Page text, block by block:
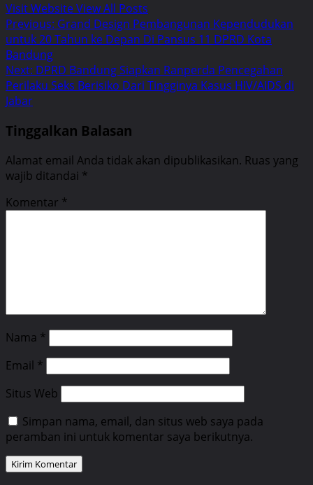
Visit WebsiteView All Posts
Post
navigation
Previous: Grand Design Pembangunan Kependudukan
untuk 20 Tahun ke Depan Di Pansus 11 DPRD Kota
Bandung
Next: DPRD Bandung Siapkan Ranperda Pencegahan
Perilaku Seks Berisiko Dari Tingginya Kasus HIV/AIDS di
Jabar
Tinggalkan Balasan
Alamat email Anda tidak akan dipublikasikan. Ruas yang
wajib ditandai *
Komentar *
Nama *
Email *
Situs Web
Simpan nama, email, dan situs web saya pada
peramban ini untuk komentar saya berikutnya.